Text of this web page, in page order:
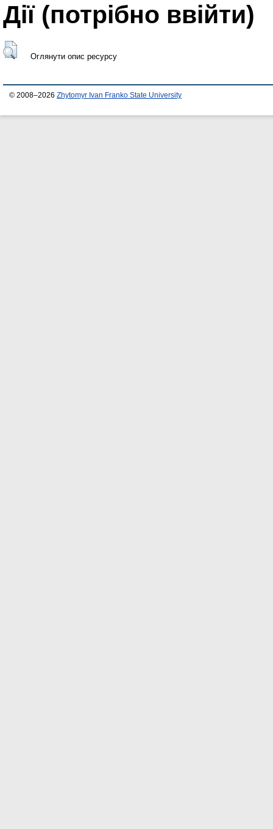
Дії ​​(потрібно ввійти)
Оглянути опис ресурсу
© 2008–2026 Zhytomyr Ivan Franko State University